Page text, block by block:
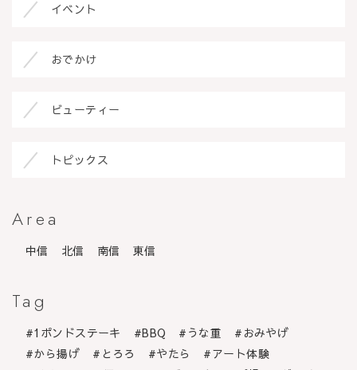
イベント
おでかけ
ビューティー
トピックス
Area
中信 北信 南信 東信
Tag
1ポンドステーキ BBQ うな重
おみやげ
から揚げ
とろろ やたら
アート体験